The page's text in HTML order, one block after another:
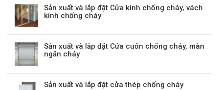
Sản xuất và lắp đặt Cửa kính chống cháy, vách
kính chống cháy
Sản xuất và lắp đặt Cửa cuốn chống cháy, màn
ngăn cháy
Sản xuất và lắp đặt cửa thép chống cháy